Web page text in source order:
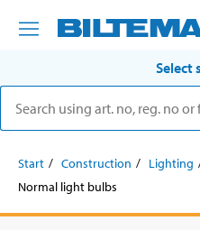
Select
Start Construction Lighting
Normal light bulbs